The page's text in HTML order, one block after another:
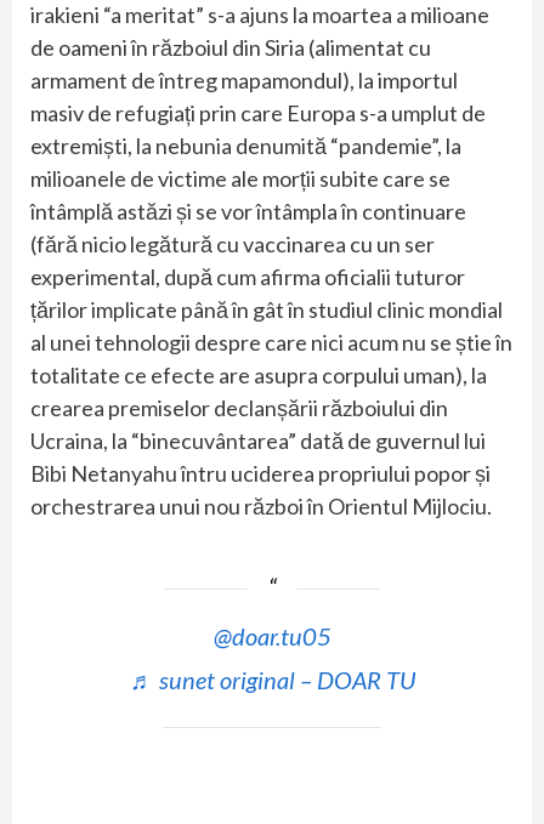
irakieni “a meritat” s-a ajuns la moartea a milioane
de oameni în războiul din Siria (alimentat cu
armament de întreg mapamondul), la importul
masiv de refugiați prin care Europa s-a umplut de
extremiști, la nebunia denumită “pandemie”, la
milioanele de victime ale morții subite care se
întâmplă astăzi și se vor întâmpla în continuare
(fără nicio legătură cu vaccinarea cu un ser
experimental, după cum afirma oficialii tuturor
țărilor implicate până în gât în studiul clinic mondial
al unei tehnologii despre care nici acum nu se știe în
totalitate ce efecte are asupra corpului uman), la
crearea premiselor declanșării războiului din
Ucraina, la “binecuvântarea” dată de guvernul lui
Bibi Netanyahu întru uciderea propriului popor și
orchestrarea unui nou război în Orientul Mijlociu.
@doar.tu05
♬ sunet original – DOAR TU